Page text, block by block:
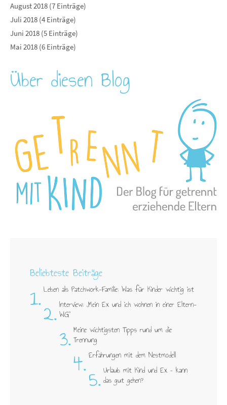
August 2018 (7 Einträge)
Juli 2018 (4 Einträge)
Juni 2018 (5 Einträge)
Mai 2018 (6 Einträge)
Über diesen Blog
Beliebteste Beiträge
1. Leben als Patchwork-Familie: Was für Kinder wichtig ist
2. Interview: „Mein Ex und ich wohnen in einer Eltern-
WG"
3. Meine wichtigsten Tipps rund um die
Trennung
4. Erfahrungen mit dem Nestmodell
5. Urlaub mit Kind und Ex – kann
das gut gehen?